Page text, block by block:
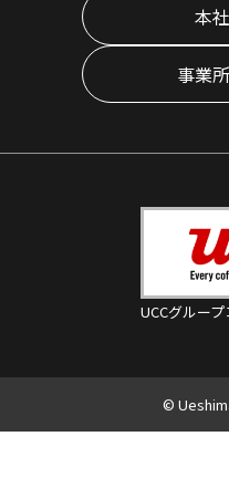
本
事業
UCCグルー
©